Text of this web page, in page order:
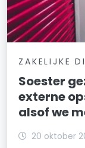
ZAKELIJKE
Soester
externe
alsof we
20 oktober